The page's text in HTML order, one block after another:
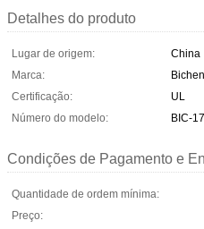
Detalhes do produto
Lugar de origem:
China
Marca:
Certificação:
UL
Número do modelo:
BIC-
Condições de Pagamento e
Quantidade de ordem mínima:
Preço: